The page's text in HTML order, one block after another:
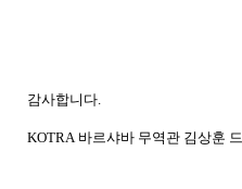
감사합니다.
KOTRA 바르샤바 무역관 김상훈